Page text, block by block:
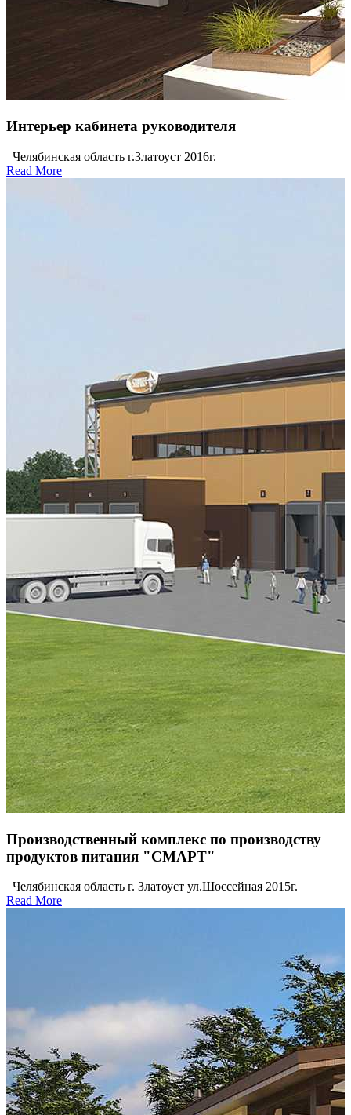
Интерьер кабинета руководителя
Челябинская область г.Златоуст 2016г.
Read More
Производственный комплекс по производству
продуктов питания "СМАРТ"
Челябинская область г. Златоуст ул.Шоссейная 2015г.
Read More